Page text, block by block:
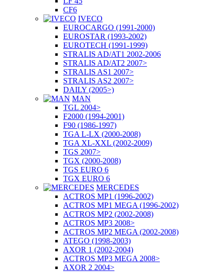
CF6
IVECO
EUROCARGO (1991-2000)
EUROSTAR (1993-2002)
EUROTECH (1991-1999)
STRALIS AD/AT1 2002-2006
STRALIS AD/AT2 2007>
STRALIS AS1 2007>
STRALIS AS2 2007>
DAILY (2005>)
MAN
TGL 2004>
F2000 (1994-2001)
F90 (1986-1997)
TGA L-LX (2000-2008)
TGA XL-XXL (2002-2009)
TGS 2007>
TGX (2000-2008)
TGS EURO 6
TGX EURO 6
MERCEDES
ACTROS MP1 (1996-2002)
ACTROS MP1 MEGA (1996-2002)
ACTROS MP2 (2002-2008)
ACTROS MP3 2008>
ACTROS MP2 MEGA (2002-2008)
ATEGO (1998-2003)
AXOR 1 (2002-2004)
ACTROS MP3 MEGA 2008>
AXOR 2 2004>